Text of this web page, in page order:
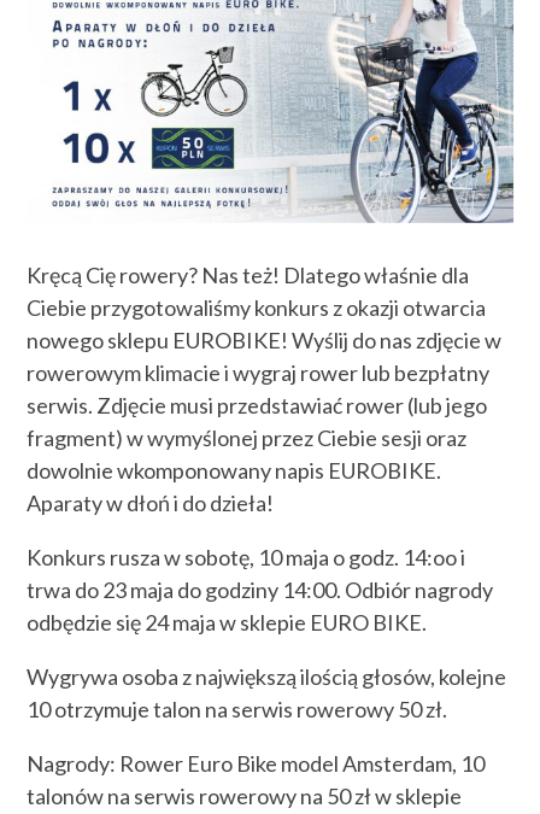
Kręcą Cię rowery? Nas też! Dlatego właśnie dla
Ciebie przygotowaliśmy konkurs z okazji otwarcia
nowego sklepu EUROBIKE! Wyślij do nas zdjęcie w
rowerowym klimacie i wygraj rower lub bezpłatny
serwis. Zdjęcie musi przedstawiać rower (lub jego
fragment) w wymyślonej przez Ciebie sesji oraz
dowolnie wkomponowany napis EUROBIKE.
Aparaty w dłoń i do dzieła!
Konkurs rusza w sobotę, 10 maja o godz. 14:oo i
trwa do 23 maja do godziny 14:00. Odbiór nagrody
odbędzie się 24 maja w sklepie EURO BIKE.
Wygrywa osoba z największą ilością głosów, kolejne
10 otrzymuje talon na serwis rowerowy 50 zł.
Nagrody: Rower Euro Bike model Amsterdam, 10
talonów na serwis rowerowy na 50 zł w sklepie